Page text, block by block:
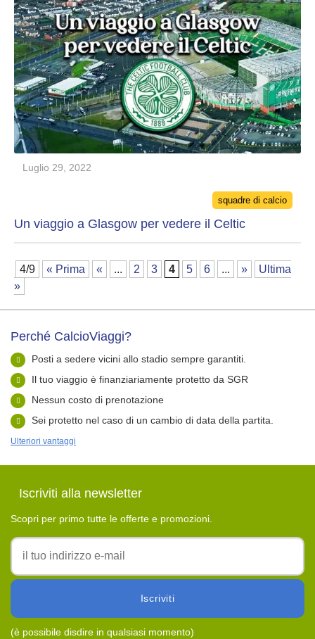
Luglio 29, 2022
Categories
squadre di calcio
Un viaggio a Glasgow per vedere il Celtic
4/9 « Prima « ... 2 3 4 5 6 ... »
Ultima
»
Perché CalcioViaggi?
Posti a sedere vicini allo stadio sempre garantiti.
Il tuo viaggio è finanziariamente protetto da SGR
Nessun costo di prenotazione
Sei protetto nel caso di un cambio di data della partita.
Ulteriori vantaggi
Iscriviti alla newsletter
Scopri per primo tutte le offerte e promozioni.
Iscriviti
(è possibile disdire in qualsiasi momento)